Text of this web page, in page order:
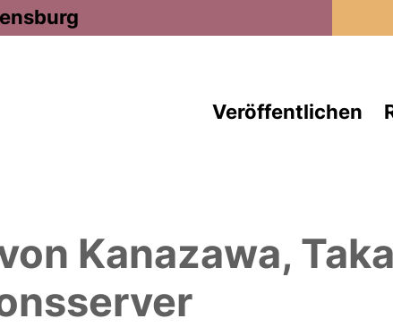
Veröffentlichen
Kanazawa,